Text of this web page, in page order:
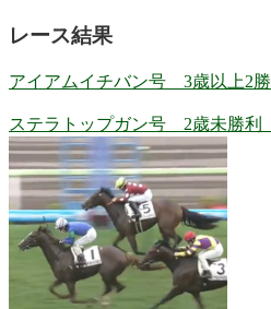
レース結果
アイアムイチバン号 3歳以上2
ステラトップガン号 2歳未勝